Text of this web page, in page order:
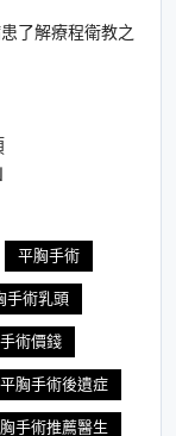
了解療程衛教之
平胸手術
手術乳頭
術價錢
平胸手術後遺症
手術推薦醫生